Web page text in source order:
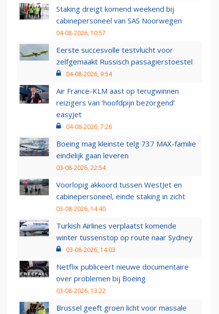
Staking dreigt komend weekend bij
cabinepersoneel van SAS Noorwegen
04-08-2026, 10:57
Eerste succesvolle testvlucht voor
zelfgemaakt Russisch passagierstoestel
04-08-2026, 9:54
Air France-KLM aast op terugwinnen
reizigers van ‘hoofdpijn bezorgend’
easyJet
04-08-2026, 7:26
Boeing mag kleinste telg 737 MAX-familie
eindelijk gaan leveren
03-08-2026, 22:54
Voorlopig akkoord tussen WestJet en
cabinepersoneel, einde staking in zicht
03-08-2026, 14:40
Turkish Airlines verplaatst komende
winter tussenstop op route naar Sydney
03-08-2026, 14:03
Netflix publiceert nieuwe documentaire
over problemen bij Boeing
03-08-2026, 13:22
Brussel geeft groen licht voor massale